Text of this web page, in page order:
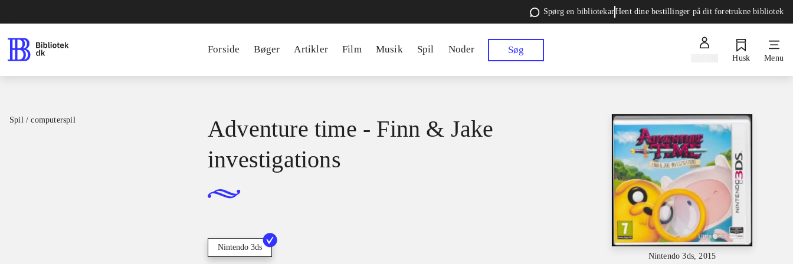
Spørg en bibliotekarHent dine bestillinger på dit foretrukne bibliotek
Forside Bøger Artikler Film Musik Spil Noder Søg
Husk Menu
Spil / computerspil
Nintendo 3ds, 2015
Adventure time - Finn & Jake
investigations
Nintendo 3ds